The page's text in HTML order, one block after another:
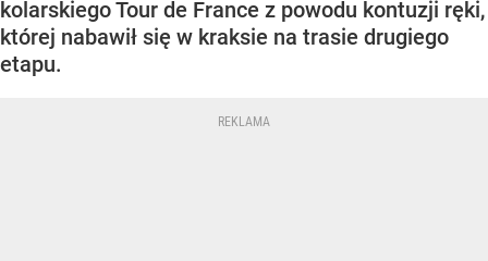
kolarskiego Tour de France z powodu kontuzji ręki,
której nabawił się w kraksie na trasie drugiego
etapu.